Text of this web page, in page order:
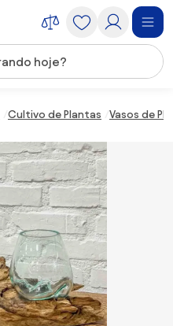
Cultivo de Plantas Vasos de